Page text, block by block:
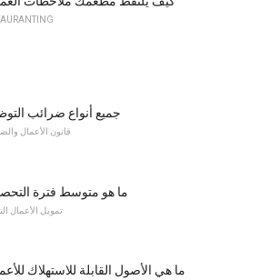
جميع أنواع ضرائب
قانون الأعمال
ما هو متوسط ​​فترة
تمويل الأعمال
ما هي الأصول القابلة للاستهلاك